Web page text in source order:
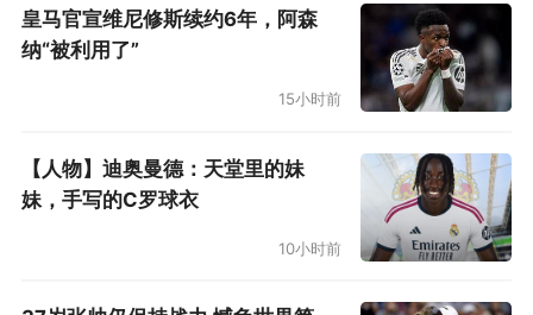
皇马官宣维尼修斯续约6年，阿森
纳“被利用了”
15小时前
【人物】迪奥曼德：天堂里的妹
妹，手写的C罗球衣
10小时前